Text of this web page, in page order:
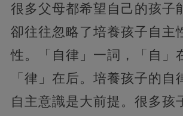
很多父母都希望自己的孩子
卻往往忽略了培養孩子自主
性。「自律」一詞，「自」
「律」在后。培養孩子的自
自主意識是大前提。很多孩